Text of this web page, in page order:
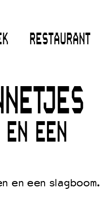
RESTAURANT
EEN
en een slagboom.